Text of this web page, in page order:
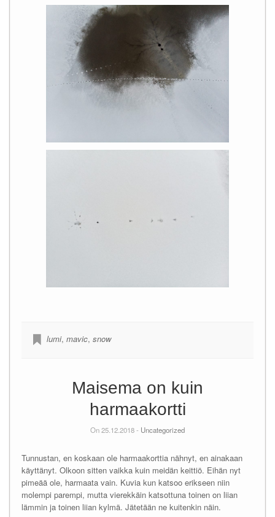
lumi, mavic, snow
Maisema on kuin
harmaakortti
On 25.12.2018 - Uncategorized
Tunnustan, en koskaan ole harmaakorttia nähnyt, en ainakaan
käyttänyt. Olkoon sitten vaikka kuin meidän keittiö. Eihän nyt
pimeää ole, harmaata vain. Kuvia kun katsoo erikseen niin
molempi parempi, mutta vierekkäin katsottuna toinen on liian
lämmin ja toinen liian kylmä. Jätetään ne kuitenkin näin.